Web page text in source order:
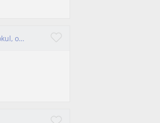
Analitik öğretmen, matematikte sağlam temel ve sınav desteği. (İlkokul, ortaokul ve lise öğrencilerine yönelik)